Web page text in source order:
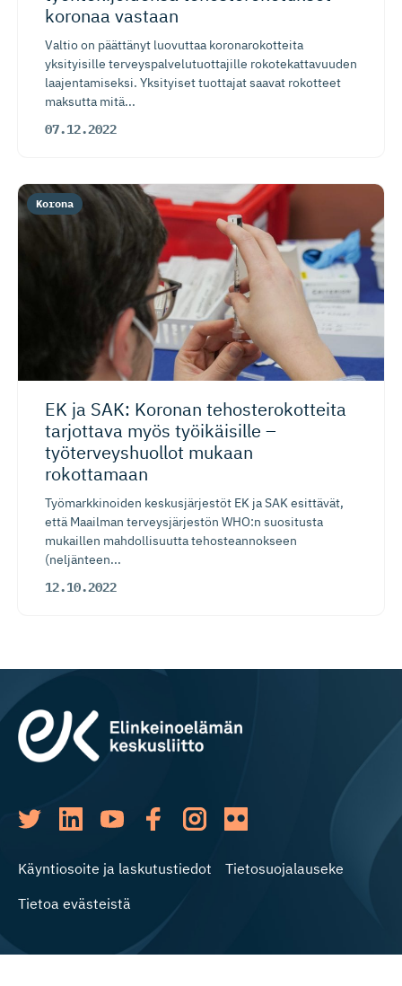
koronaa vastaan
Valtio on päättänyt luovuttaa koronarokotteita
yksityisille terveyspalvelutuottajille rokotekattavuuden
laajentamiseksi. Yksityiset tuottajat saavat rokotteet
maksutta mitä...
07.12.2022
EK ja SAK: Koronan tehostero­kotteita
tarjottava myös työikäisille –
työterveys­huollot mukaan
rokottamaan
Työmarkkinoiden keskusjärjestöt EK ja SAK esittävät,
että Maailman terveysjärjestön WHO:n suositusta
mukaillen mahdollisuutta tehosteannokseen
(neljänteen...
12.10.2022
Korona
Käyntiosoite ja laskutustiedot
Tietosuojalauseke
Tietoa evästeistä